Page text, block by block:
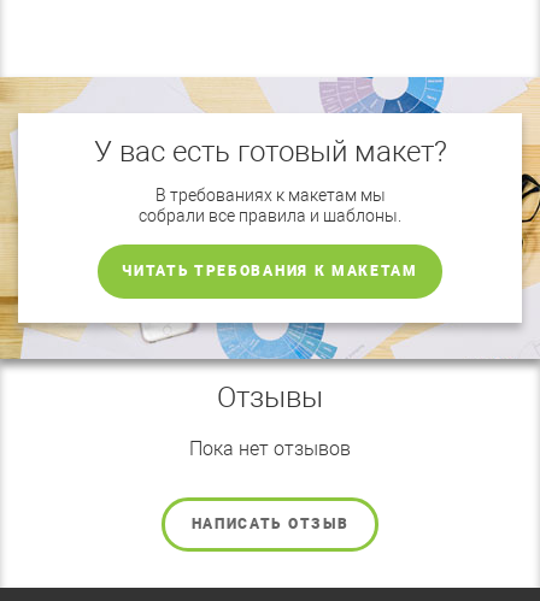
У вас есть готовый макет?
В требованиях к макетам мы
собрали все правила и шаблоны.
ЧИТАТЬ ТРЕБОВАНИЯ К МАКЕТАМ
Отзывы
Пока нет отзывов
НАПИСАТЬ ОТЗЫВ